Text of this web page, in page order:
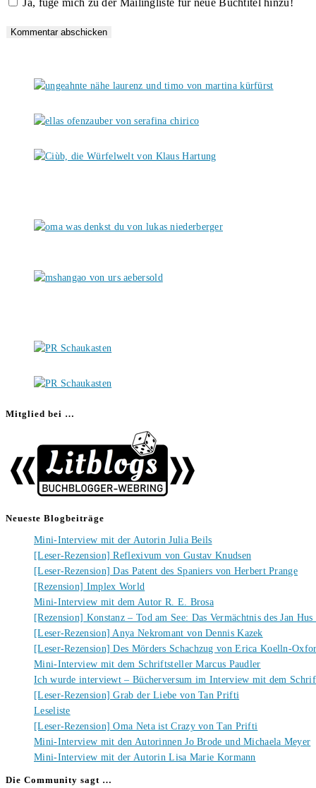
ein
Kommentieren
(optional)
Ja, füge mich zu der Mailingliste für neue Buchtitel hinzu!
Mitglied bei …
Neueste Blogbeiträge
Mini-Interview mit der Autorin Julia Beils
[Leser-Rezension] Reflexivum von Gustav Knudsen
[Leser-Rezension] Das Patent des Spaniers von Herbert Prange
[Rezension] Implex World
Mini-Interview mit dem Autor R. E. Brosa
[Rezension] Konstanz – Tod am See: Das Vermächtnis des Jan
[Leser-Rezension] Anya Nekromant von Dennis Kazek
[Leser-Rezension] Des Mörders Schachzug von Erica Koelln-
Mini-Interview mit dem Schriftsteller Marcus Paudler
Ich wurde interviewt – Bücherversum im Interview mit dem
[Leser-Rezension] Grab der Liebe von Tan Prifti
Leseliste
[Leser-Rezension] Oma Neta ist Crazy von Tan Prifti
Mini-Interview mit den Autorinnen Jo Brode und Michaela Meyer
Mini-Interview mit der Autorin Lisa Marie Kormann
Die Community sagt …